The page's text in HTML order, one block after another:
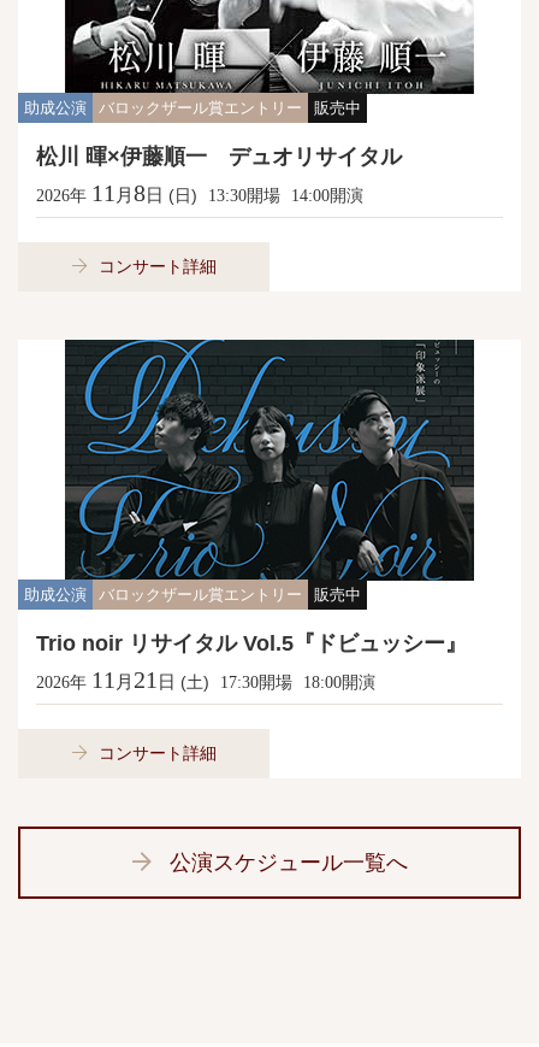
助成公演 バロックザール賞エントリー 販売中
松川 暉×伊藤順一 デュオリサイタル
2026年 11 月8日 (日) 13:30開場 14:00開演
コンサート詳細
助成公演 バロックザール賞エントリー 販売中
Trio noir リサイタル Vol.5『ドビュッシー』
2026年 11 月 21 日 (土) 17:30開場 18:00開演
コンサート詳細
公演スケジュール一覧へ